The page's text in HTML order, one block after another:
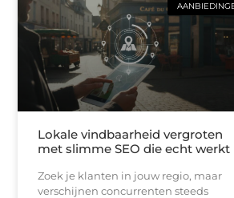
Lokale vindbaarheid vergroten
met slimme SEO die echt werkt
Zoek je klanten in jouw regio, maar
verschijnen concurrenten steeds